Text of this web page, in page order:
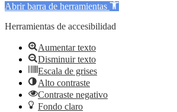
Abrir barra de herramientas
Herramientas de accesibilidad
Aumentar texto
Disminuir texto
Escala de grises
Alto contraste
Contraste negativo
Fondo claro